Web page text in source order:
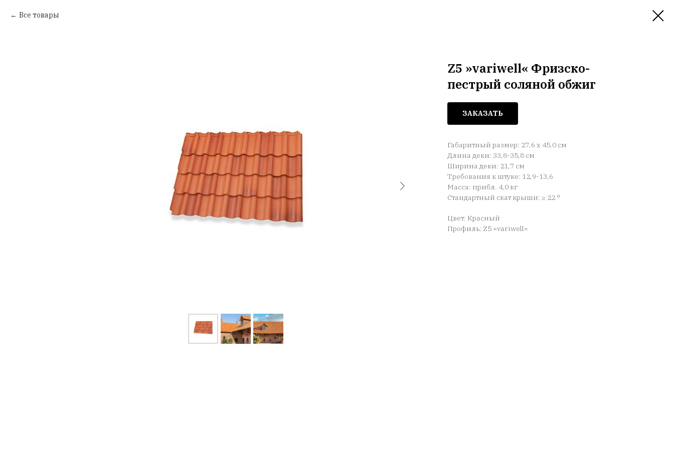
Все товары
Z5 »variwell« Фризско-
пестрый соляной обжиг
ЗАКАЗАТЬ
Габаритный размер: 27,6 x 45,0 см
Длина деки: 33,8-35,8 см
Ширина деки: 21,7 см
Требования к штуке: 12,9-13,6
Масса: прибл. 4,0 кг
Стандартный скат крыши: ≥ 22 °
Цвет: Красный
Профиль: Z5 »variwell«